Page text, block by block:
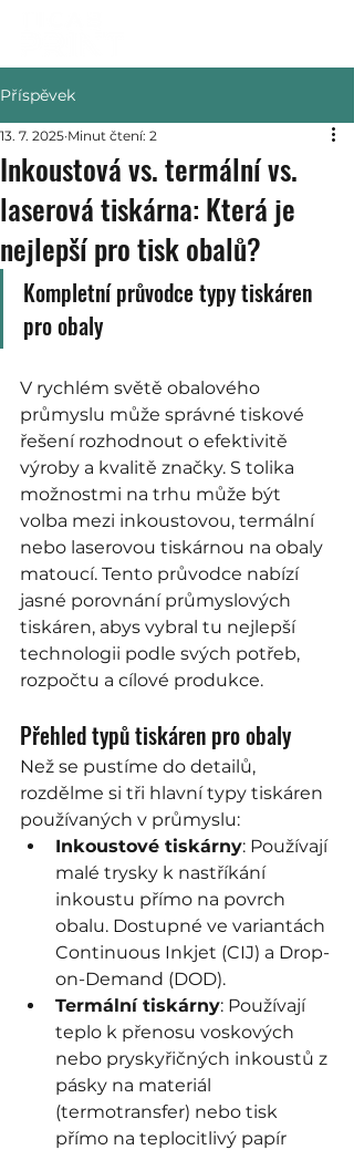
Příspěvek
Inkoustová vs. termální vs.
laserová tiskárna: Která je
nejlepší pro tisk obalů?
13. 7. 2025 Minut čtení: 2
Kompletní průvodce typy tiskáren
pro obaly
V rychlém světě obalového
průmyslu může správné tiskové
řešení rozhodnout o efektivitě
výroby a kvalitě značky. S tolika
možnostmi na trhu může být
volba mezi inkoustovou, termální
nebo laserovou tiskárnou na obaly
matoucí. Tento průvodce nabízí
jasné porovnání průmyslových
tiskáren, abys vybral tu nejlepší
technologii podle svých potřeb,
rozpočtu a cílové produkce.
Přehled typů tiskáren pro obaly
Než se pustíme do detailů,
rozdělme si tři hlavní typy tiskáren
používaných v průmyslu:
Inkoustové tiskárny: Používají
malé trysky k nastříkání
inkoustu přímo na povrch
obalu. Dostupné ve variantách
Continuous Inkjet (CIJ) a Drop-
on-Demand (DOD).
Termální tiskárny: Používají
teplo k přenosu voskových
nebo pryskyřičných inkoustů z
pásky na materiál
(termotransfer) nebo tisk
přímo na teplocitlivý papír